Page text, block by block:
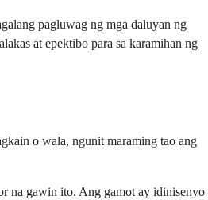
pagluwag ng mga daluyan ng
at epektibo para sa karamihan ng
o wala, ngunit maraming tao ang
na gawin ito. Ang gamot ay idinisenyo